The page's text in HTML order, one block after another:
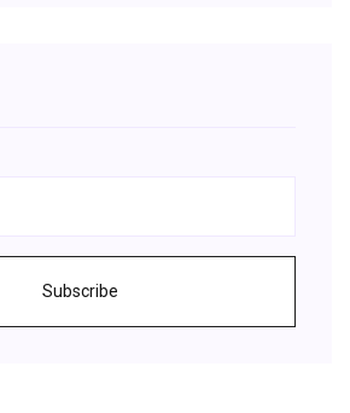
Subscribe